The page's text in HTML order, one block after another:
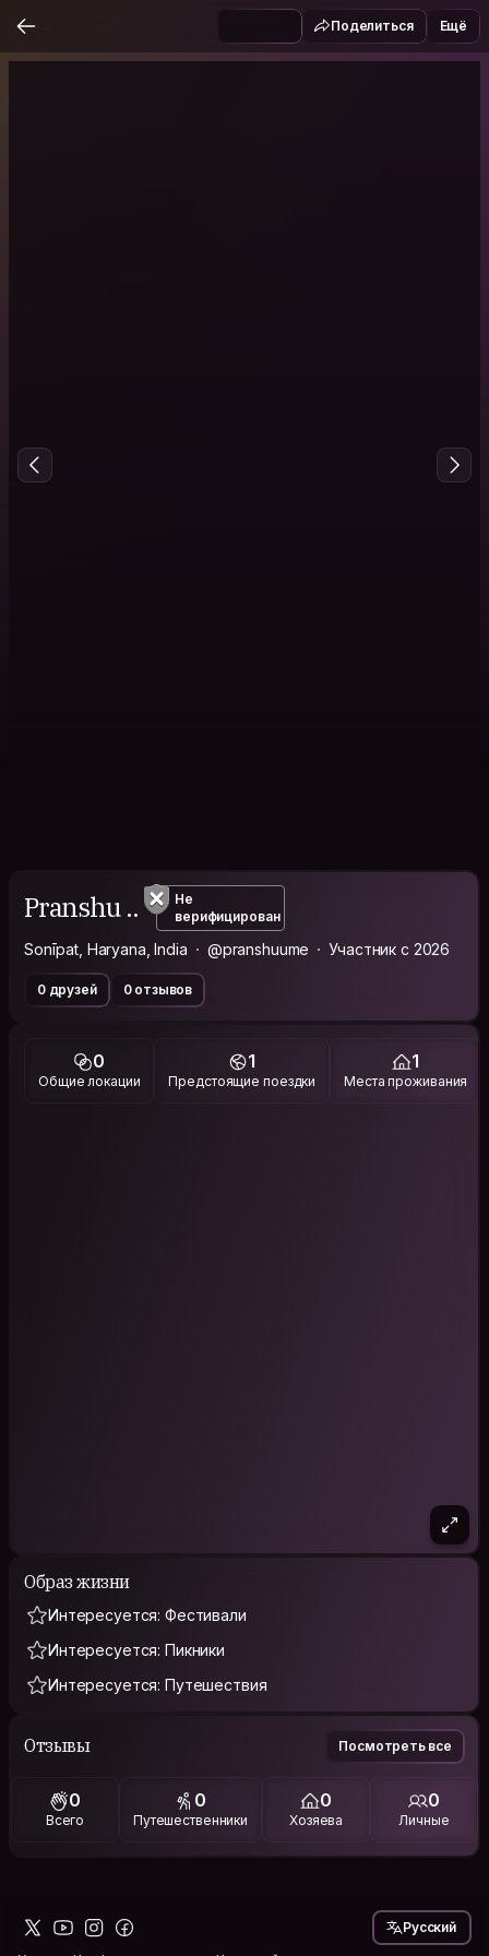
Поделиться Ещё
Pranshu ..
Не
верифицирован
Sonīpat, Haryana, India @pranshuume Участник с 2026
0 друзей 0 отзывов
0
Общие локации
1
Предстоящие поездки
1
Места проживания
Образ жизни
Интересуется: Фестивали
Интересуется: Пикники
Интересуется: Путешествия
Отзывы Посмотреть все
0
Всего
0
Путешественники
0
Хозяева
0
Личные
Русский